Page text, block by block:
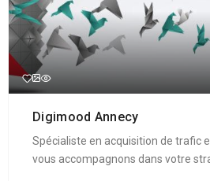
Digimood Annecy
Spécialiste en acquisition de trafic
vous accompagnons dans votre